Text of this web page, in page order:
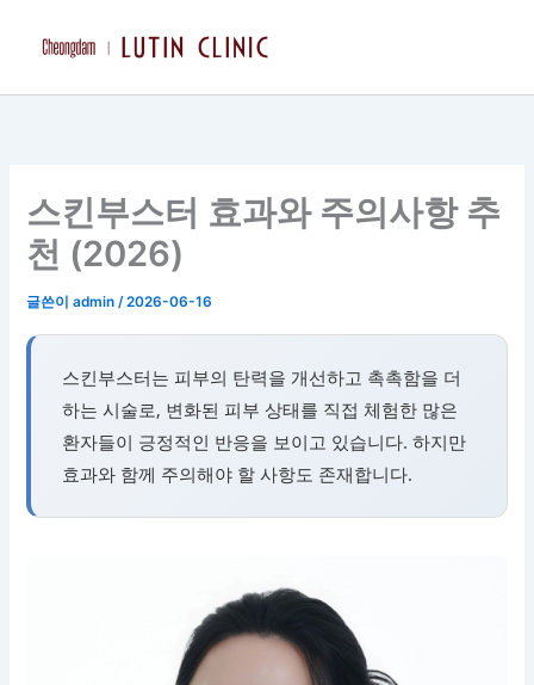
로
스킨부스터 효과와 주의사항 추
천 (2026)
글쓴이admin/2026-06-16
스킨부스터는 피부의 탄력을 개선하고 촉촉함을 더
하는 시술로, 변화된 피부 상태를 직접 체험한 많은
환자들이 긍정적인 반응을 보이고 있습니다. 하지만
효과와 함께 주의해야 할 사항도 존재합니다.